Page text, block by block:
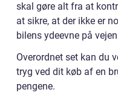
skal gøre alt fra at
at sikre, at der ikke er
bilens ydeevne på
Overordnet set kan du
tryg ved dit køb af en
pengene.